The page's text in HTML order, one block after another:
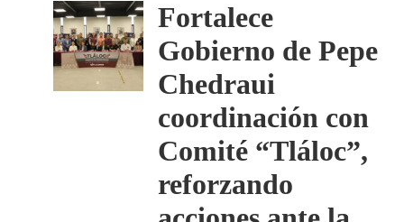
Fortalece
Gobierno de Pepe
Chedraui
coordinación con
Comité “Tláloc”,
reforzando